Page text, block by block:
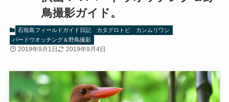
鳥撮影ガイド。
石垣島フィールドガイド日記 カタグロトビ
カンムリワシ
バードウオッチング＆野鳥撮影
2019年9月1日 2019年9月4日